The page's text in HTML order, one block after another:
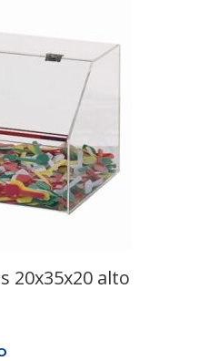
20x35x20 alto